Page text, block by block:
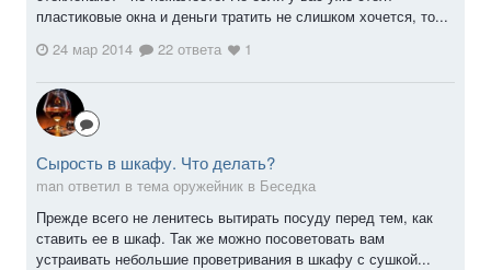
пластиковые окна и деньги тратить не слишком хочется, то...
24 мар 2014
22 ответа 1
Сырость в шкафу. Что делать?
man ответил в тема оружейник в Беседка
Прежде всего не ленитесь вытирать посуду перед тем, как
ставить ее в шкаф. Так же можно посоветовать вам
устраивать небольшие проветривания в шкафу с сушкой...